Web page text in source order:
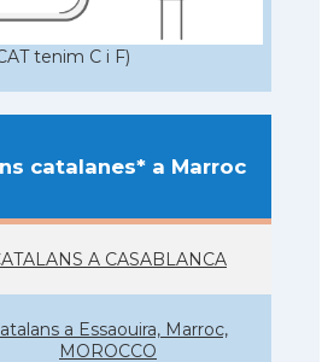
tenim C i F)
catalanes* a Marroc
A CASABLANCA
a Essaouira, Marroc,
MOROCCO